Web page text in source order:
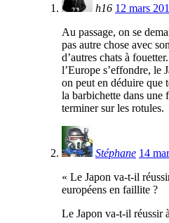
h16 12 mars
Au passage, on se
pas autre chose avec
d’autres chats à
l’Europe s’effondre, le
on peut en déduire que
la barbichette dans une
terminer sur les rotules.
Stéphane 14
« Le Japon va-t-il
européens en faillite ?
Le Japon va-t-il réussir